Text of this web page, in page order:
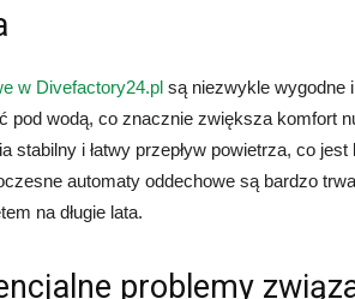
w Divefactory24.pl są niezwykle wygodne
pod wodą, co znacznie zwiększa komfort
stabilny i łatwy przepływ powietrza, co
automaty oddechowe są bardzo
na długie lata.
problemy